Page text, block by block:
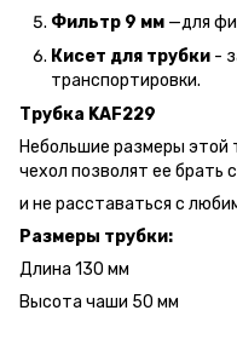
Фильтр 9 мм —для
Кисет для трубки -
транспортировки.
Трубка KAF229
Небольшие размеры этой
чехол позволят ее брать
и не расставаться с
Размеры трубки:
Длина 130 мм
Высота чаши 50 мм